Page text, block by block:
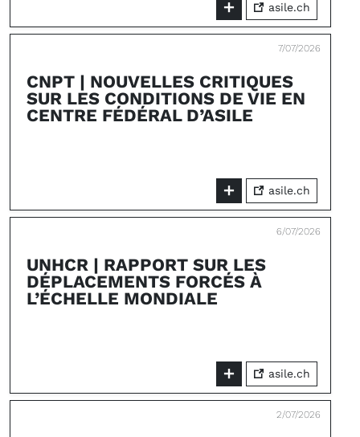
asile.ch
7/07/2026
CNPT | NOUVELLES CRITIQUES
SUR LES CONDITIONS DE VIE EN
CENTRE FÉDÉRAL D’ASILE
asile.ch
6/07/2026
UNHCR | RAPPORT SUR LES
DÉPLACEMENTS FORCÉS À
L’ÉCHELLE MONDIALE
asile.ch
2/07/2026